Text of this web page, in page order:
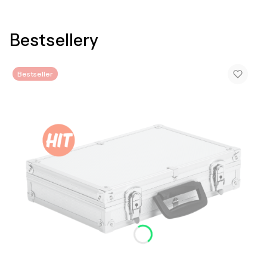
Bestsellery
Bestseller